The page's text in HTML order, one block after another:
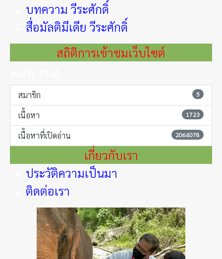
บทความ วีระศักดิ์
สื่อมัลติมีเดีย วีระศักดิ์
สถิติการเข้าชมเว็บไซต์
สมาชิก 5
เนื้อหา 1723
เนื้อหาที่เปิดอ่าน 2064078
เกี่ยวกับเรา
ประวัติความเป็นมา
ติดต่อเรา